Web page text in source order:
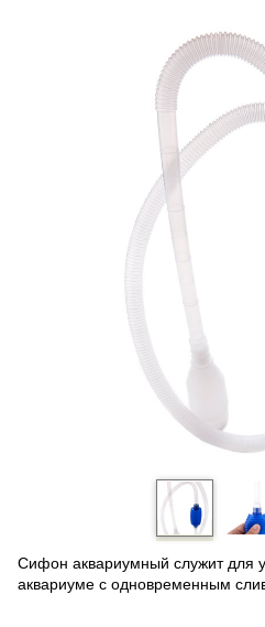
Сифон аквариумный служит для
аквариуме с одновременным